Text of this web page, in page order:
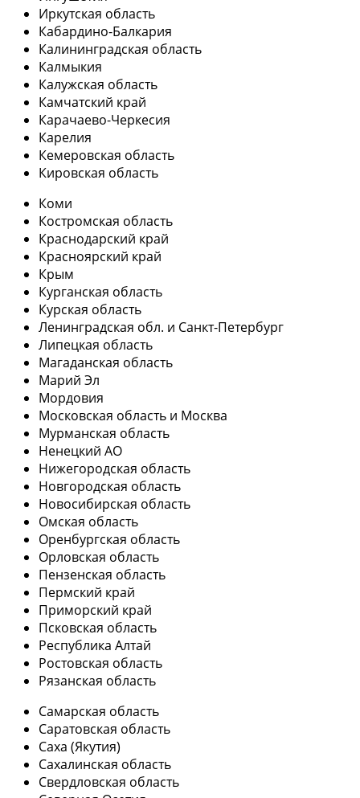
Иркутская область
Кабардино-Балкария
Калининградская область
Калмыкия
Калужская область
Камчатский край
Карачаево-Черкесия
Карелия
Кемеровская область
Кировская область
Коми
Костромская область
Краснодарский край
Красноярский край
Крым
Курганская область
Курская область
Ленинградская обл. и Санкт-Петербург
Липецкая область
Магаданская область
Марий Эл
Мордовия
Московская область и Москва
Мурманская область
Ненецкий АО
Нижегородская область
Новгородская область
Новосибирская область
Омская область
Оренбургская область
Орловская область
Пензенская область
Пермский край
Приморский край
Псковская область
Республика Алтай
Ростовская область
Рязанская область
Самарская область
Саратовская область
Саха (Якутия)
Сахалинская область
Свердловская область